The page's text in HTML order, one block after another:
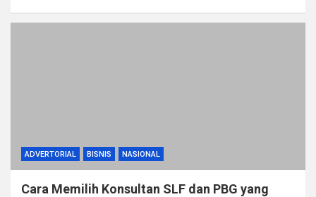
ADVERTORIAL BISNIS NASIONAL
Cara Memilih Konsultan SLF dan PBG yang